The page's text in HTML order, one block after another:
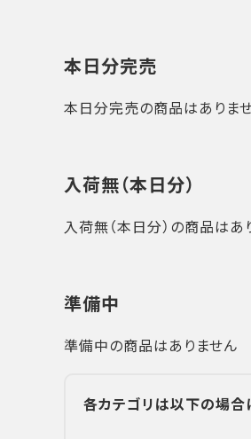
本日分完売
本日分完売の商品はありま
入荷無（本日分）
入荷無（本日分）の商品はあ
準備中
準備中の商品はありません
各カテゴリは以下の場合